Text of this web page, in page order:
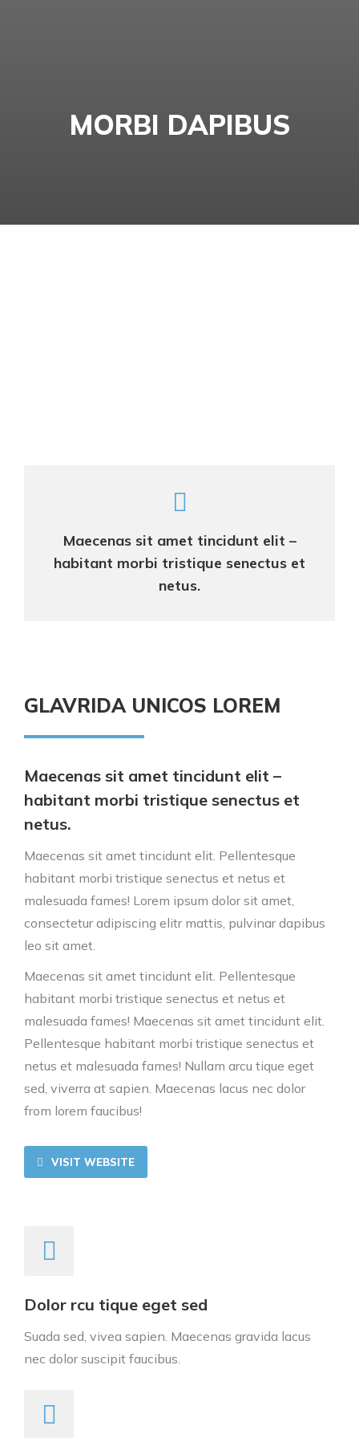
MORBI DAPIBUS
Maecenas sit amet tincidunt elit –
habitant morbi tristique senectus et
netus.
GLAVRIDA UNICOS LOREM
Maecenas sit amet tincidunt elit –
habitant morbi tristique senectus et
netus.
Maecenas sit amet tincidunt elit. Pellentesque
habitant morbi tristique senectus et netus et
malesuada fames! Lorem ipsum dolor sit amet,
consectetur adipiscing elitr mattis, pulvinar dapibus
leo sit amet.
Maecenas sit amet tincidunt elit. Pellentesque
habitant morbi tristique senectus et netus et
malesuada fames! Maecenas sit amet tincidunt elit.
Pellentesque habitant morbi tristique senectus et
netus et malesuada fames! Nullam arcu tique eget
sed, viverra at sapien. Maecenas lacus nec dolor
from lorem faucibus!
VISIT WEBSITE
Dolor rcu tique eget sed
Suada sed, vivea sapien. Maecenas gravida lacus
nec dolor suscipit faucibus.